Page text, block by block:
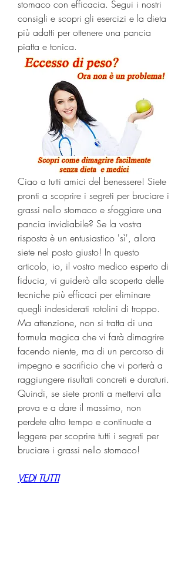
stomaco con efficacia. Segui i nostri
consigli e scopri gli esercizi e la dieta
più adatti per ottenere una pancia
piatta e tonica.
Ciao a tutti amici del benessere! Siete
pronti a scoprire i segreti per bruciare i
grassi nello stomaco e sfoggiare una
pancia invidiabile? Se la vostra
risposta è un entusiastico 'sì', allora
siete nel posto giusto! In questo
articolo, io, il vostro medico esperto di
fiducia, vi guiderò alla scoperta delle
tecniche più efficaci per eliminare
quegli indesiderati rotolini di troppo.
Ma attenzione, non si tratta di una
formula magica che vi farà dimagrire
facendo niente, ma di un percorso di
impegno e sacrificio che vi porterà a
raggiungere risultati concreti e duraturi.
Quindi, se siete pronti a mettervi alla
prova e a dare il massimo, non
perdete altro tempo e continuate a
leggere per scoprire tutti i segreti per
bruciare i grassi nello stomaco!
VEDI TUTTI